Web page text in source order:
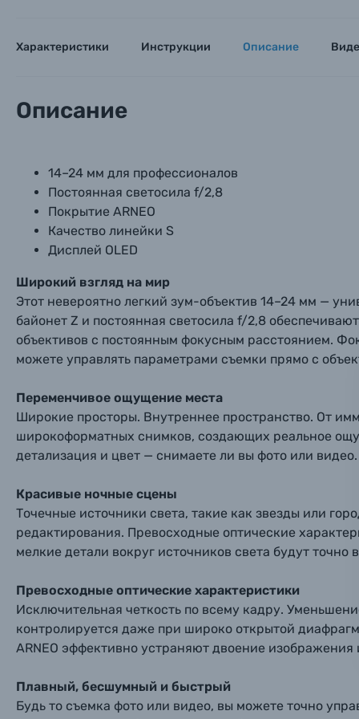
Имя
Тема
Ваш
Имя
Тема
Ваш
Цифровые фотоаппараты
Фотокамеры моментальной печати
Видеокамеры
Объективы для фотоаппаратов
Вспышки для фотоаппаратов
Оптические приборы
Материалы
Фоторамки
Книги о фотографии, альбомы известных
Заказ
Вами с
Имя*
Номер
Характеристики Инструкции Описание
Описание
14–24 мм для профессионалов
Постоянная светосила f/2,8
Покрытие ARNEO
Качество линейки S
Дисплей OLED
Широкий взгляд на мир
Этот невероятно легкий зум-объектив 14–24 мм —
байонет Z и постоянная светосила f/2,8
объективов с постоянным фокусным расстоянием.
можете управлять параметрами съемки прямо с
Переменчивое ощущение места
Широкие просторы. Внутреннее пространство. От
широкоформатных снимков, создающих реальное
детализация и цвет — снимаете ли вы фото или видео.
Красивые ночные сцены
Точечные источники света, такие как звезды или
редактирования. Превосходные оптические
мелкие детали вокруг источников света будут
Превосходные оптические характеристики
Исключительная четкость по всему кадру.
контролируется даже при широко открытой
ARNEO эффективно устраняют двоение
Плавный, бесшумный и быстрый
Будь то съемка фото или видео, вы можете точно
Имя
Тема
Ваш